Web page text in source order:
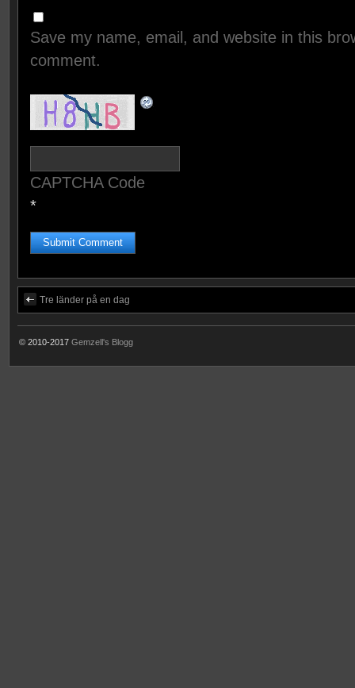
Save my name, email, and website in this
comment.
CAPTCHA Code
*
Tre länder på en dag
© 2010-2017 Gemzell's Blogg